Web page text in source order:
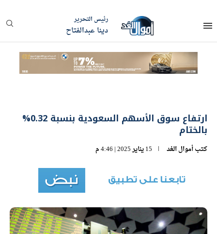
رئيس التحرير
دينا عبدالفتاح
ارتفاع سوق الأسهم السعودية بنسبة 0.32%
بالختام
كتبأموال الغد 15 يناير 2025 | 4:46 م